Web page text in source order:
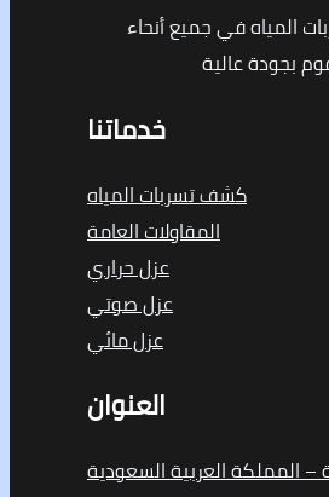
المياه في جميع أنحاء
بجودة عالية
خدماتنا
كشف تسربات المياه
المقاولات العامة
عزل حراري
عزل صوتي
عزل مائي
العنوان
– المملكة العربية السعودية